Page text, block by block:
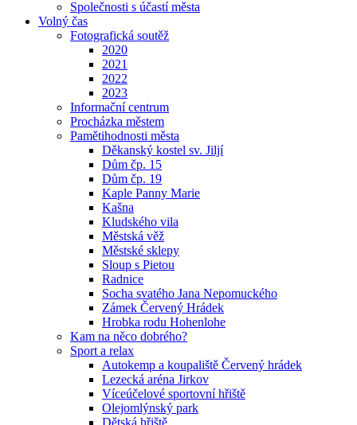
Společnosti s účastí města
Volný čas
Fotografická soutěž
2020
2021
2022
2023
Informační centrum
Procházka městem
Pamětihodnosti města
Děkanský kostel sv. Jiljí
Dům čp. 15
Dům čp. 19
Kaple Panny Marie
Kašna
Kludského vila
Městská věž
Městské sklepy
Sloup s Pietou
Radnice
Socha svatého Jana Nepomuckého
Zámek Červený Hrádek
Hrobka rodu Hohenlohe
Kam na něco dobrého?
Sport a relax
Autokemp a koupaliště Červený hrádek
Lezecká aréna Jirkov
Víceúčelové sportovní hřiště
Olejomlýnský park
Dětská hřiště